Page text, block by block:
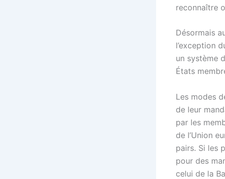
reconnaître
Désormais
l’exception
un système
États
Les modes
de leur
par les
de l’Union
pairs. Si les
pour des
celui de la